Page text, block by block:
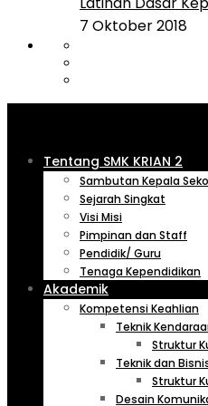
7 Oktober 2018
Tentang SMK KRIAN 2
Sambutan Kepala
Sejarah Singkat
Visi Misi
Pimpinan dan Staff
Pendidik/ Guru
Tenaga Kependidikan
Akademik
Kompetensi Keahlian
Teknik
Struktur
Teknik dan
Struktur
Desain